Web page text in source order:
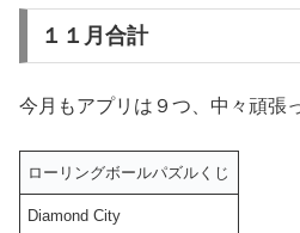
１１月合計
今月もアプリは９つ、中々頑張
ローリングボールパズルくじ
Diamond City